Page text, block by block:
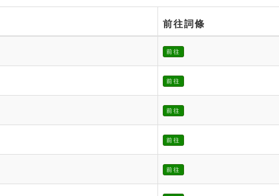
前往詞條
前往
前往
前往
前往
前往